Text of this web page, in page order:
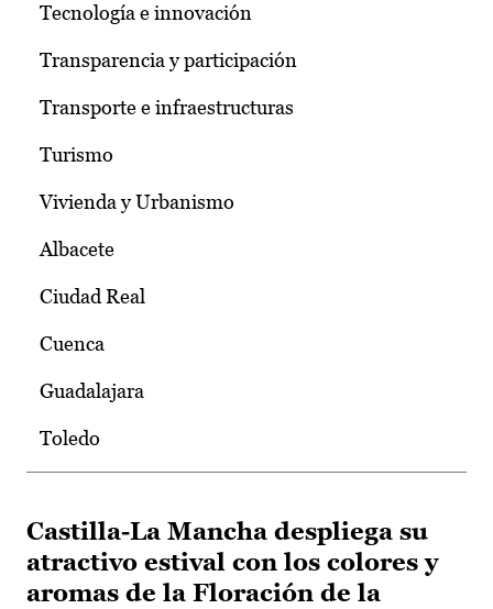
Tecnología e innovación
Transparencia y participación
Transporte e infraestructuras
Turismo
Vivienda y Urbanismo
Albacete
Ciudad Real
Cuenca
Guadalajara
Toledo
Castilla-La Mancha despliega su
atractivo estival con los colores y
aromas de la Floración de la